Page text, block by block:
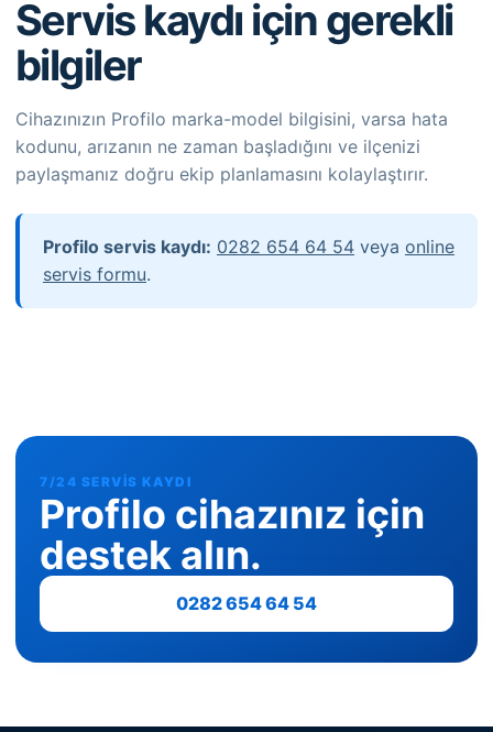
Servis kaydı için gerekli
bilgiler
Cihazınızın Profilo marka-model bilgisini, varsa hata
kodunu, arızanın ne zaman başladığını ve ilçenizi
paylaşmanız doğru ekip planlamasını kolaylaştırır.
Profilo servis kaydı: 0282 654 64 54 veya online
servis formu.
7/24 SERVIS KAYDI
Profilo cihazınız için
destek alın.
0282 654 64 54